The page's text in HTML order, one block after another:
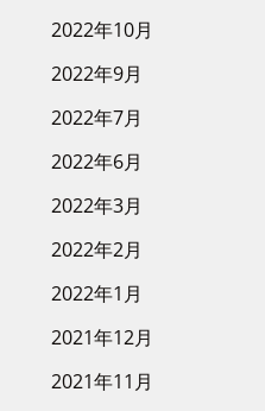
2022年10月
2022年9月
2022年7月
2022年6月
2022年3月
2022年2月
2022年1月
2021年12月
2021年11月